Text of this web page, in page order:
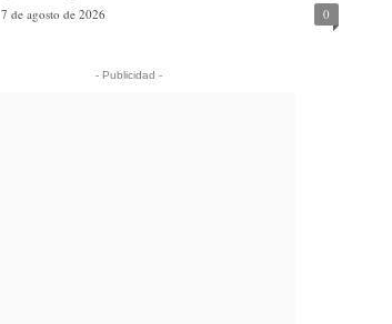
7 de agosto de 2026 0
- Publicidad -